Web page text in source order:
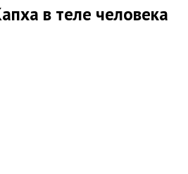
в теле человека